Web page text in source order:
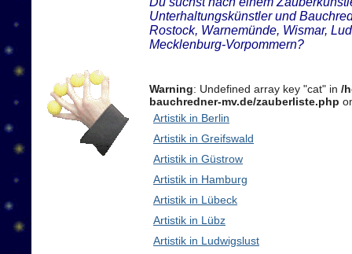
Unterhaltungskünstler und
Rostock, Warnemünde, Wismar,
Mecklenburg-Vorpommern?
Warning: Undefined array key "cat" in /
bauchredner-mv.de/zauberliste.php
Artistik in Berlin
Artistik in Greifswald
Artistik in Güstrow
Artistik in Hamburg
Artistik in Lübeck
Artistik in Lübz
Artistik in Ludwigslust